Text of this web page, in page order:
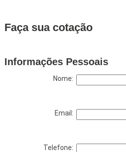
Faça sua cotação
Informações Pessoais
Nome:
Email:
Telefone: